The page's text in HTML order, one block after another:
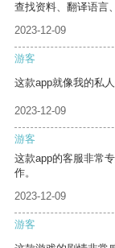
查找资料、翻译语言
2023-12-09
游客
这款app就像我的私
2023-12-09
游客
这款app的客服非常
作。
2023-12-09
游客